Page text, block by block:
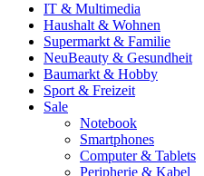
IT & Multimedia
Haushalt & Wohnen
Supermarkt & Familie
NeuBeauty & Gesundheit
Baumarkt & Hobby
Sport & Freizeit
Sale
Notebook
Smartphones
Computer & Tablets
Peripherie & Kabel